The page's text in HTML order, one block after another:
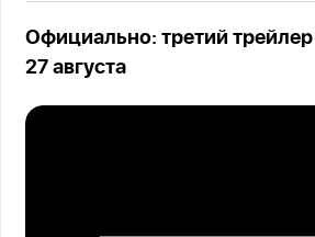
Официально: третий трейлер
27 августа